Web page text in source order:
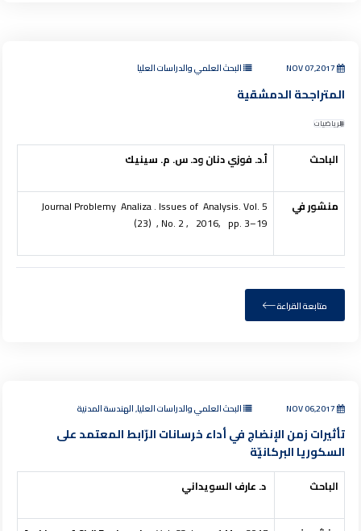
البحث العلمي والدراسات العليا
المتراجحة الدمشقية
الرياضيات
الباحث أ.د. فوزي دنان ود. س. م. سينيك
منشور في
Journal Problemy Analiza . Issues of Analysis. Vol. 5
(23) , No. 2 , 2016, pp. 3–19
متابعة القراءة
البحث العلمي والدراسات العليا, الهندسة المدنية
تأثيرات زمن الإنضاج في أداء خرسانات الرّابط المعتمد على
السكوريا البركانيّة
الباحث د. عارف السويداني